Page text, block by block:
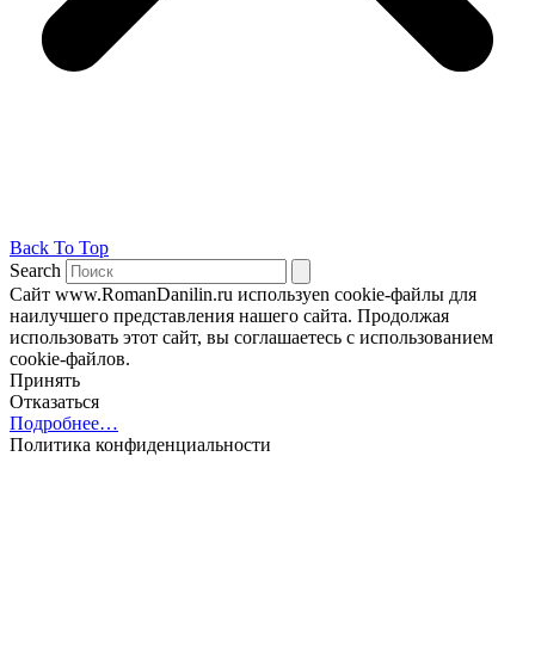
Back To Top
Search
Сайт www.RomanDanilin.ru используеn cookie-файлы для
наилучшего представления нашего сайта. Продолжая
использовать этот сайт, вы соглашаетесь с использованием
cookie-файлов.
Принять
Отказаться
Подробнее…
Политика конфиденциальности